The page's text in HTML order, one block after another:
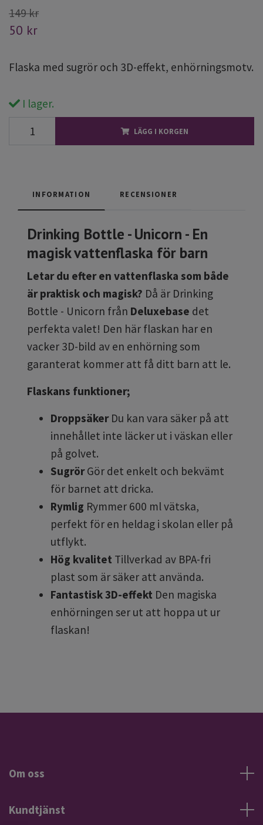
149 kr
50 kr
Flaska med sugrör och 3D-effekt, enhörningsmotv.
I lager.
LÄGG I KORGEN
INFORMATION RECENSIONER
Drinking Bottle - Unicorn - En
magisk vattenflaska för barn
Letar du efter en vattenflaska som både
är praktisk och magisk? Då är Drinking
Bottle - Unicorn från Deluxebase det
perfekta valet! Den här flaskan har en
vacker 3D-bild av en enhörning som
garanterat kommer att få ditt barn att le.
Flaskans funktioner;
DroppsäkerDu kan vara säker på att
innehållet inte läcker ut i väskan eller
på golvet.
Sugrör Gör det enkelt och bekvämt
för barnet att dricka.
Rymlig Rymmer 600 ml vätska,
perfekt för en heldag i skolan eller på
utflykt.
Hög kvalitet Tillverkad av BPA-fri
plast som är säker att använda.
Fantastisk 3D-effekt Den magiska
enhörningen ser ut att hoppa ut ur
flaskan!
Om oss
Kundtjänst